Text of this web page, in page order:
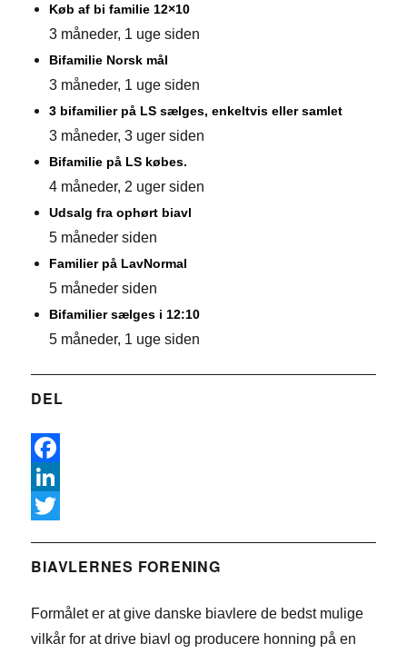
Køb af bi familie 12×10
3 måneder, 1 uge siden
Bifamilie Norsk mål
3 måneder, 1 uge siden
3 bifamilier på LS sælges, enkeltvis eller samlet
3 måneder, 3 uger siden
Bifamilie på LS købes.
4 måneder, 2 uger siden
Udsalg fra ophørt biavl
5 måneder siden
Familier på LavNormal
5 måneder siden
Bifamilier sælges i 12:10
5 måneder, 1 uge siden
DEL
F
a
e
o
L
n
e
w
t
BIAVLERNES FORENING
Formålet er at give danske biavlere de bedst mulige
vilkår for at drive biavl og producere honning på en